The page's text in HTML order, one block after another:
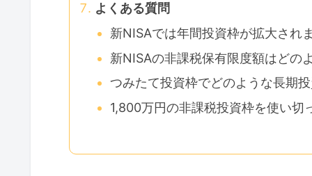
よくある質問
新NISAでは年間投資枠が拡大され
新NISAの非課税保有限度額はどの
つみたて投資枠でどのような長期
1,800万円の非課税投資枠を使い切